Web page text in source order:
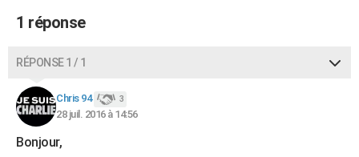
CARTE DE VOEUX
Carte de Noël
Carte Bonne année
Carte Saint-Valentin
Carte Pâques
Carte d'anniversaire
DICTIONNAIRE
Dictionnaire
Biographies
Citations
Expressions
Proverbes
PROGRAMME TV
1 réponse
RÉPONSE 1 / 1
Chris 94 3
28 juil. 2016 à 14:56
Bonjour,